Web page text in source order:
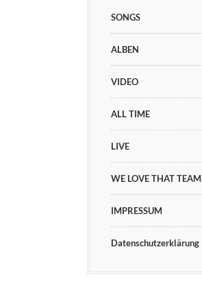
SONGS
ALBEN
VIDEO
ALL TIME
LIVE
WE LOVE THAT TEAM
IMPRESSUM
Datenschutzerklärung